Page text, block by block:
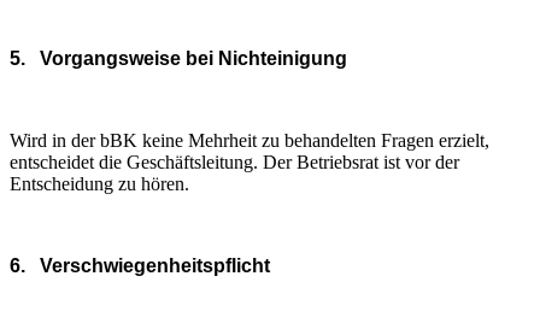
5. Vorgangsweise bei Nichteinigung
Wird in der bBK keine Mehrheit zu behandelten Fragen erzielt,
entscheidet die Geschäftsleitung. Der Betriebsrat ist vor der
Entscheidung zu hören.
6. Verschwiegenheitspflicht